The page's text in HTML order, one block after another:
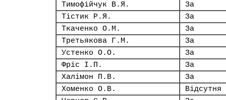
Тимофійчук В.Я.
За
Тістик Р.Я.
За
Ткаченко О.М.
За
Третьякова Г.М.
За
Устенко О.О.
За
Фріс І.П.
За
Халімон П.В.
За
Хоменко О.В.
Відсутня